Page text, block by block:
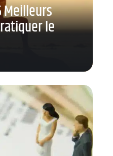
Meilleurs
le